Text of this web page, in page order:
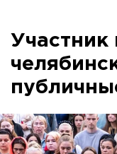
Участник